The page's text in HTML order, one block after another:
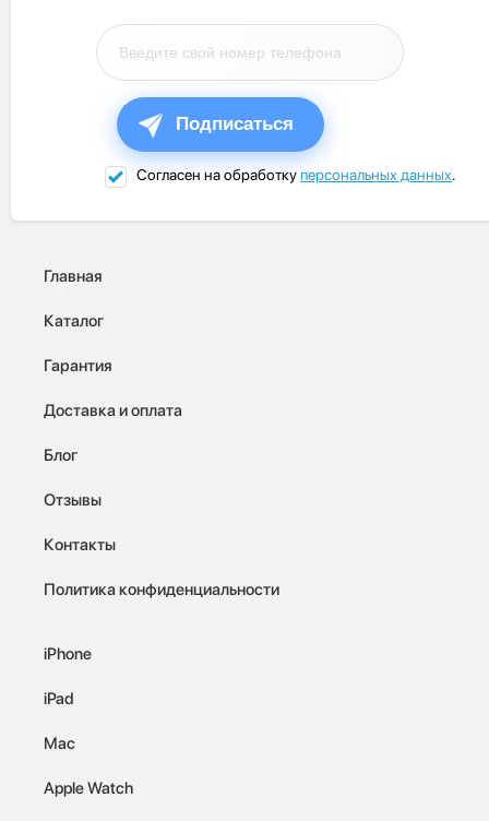
Подписаться
Согласен на обработкуперсональных данных.
Главная
Каталог
Гарантия
Доставка и оплата
Блог
Отзывы
Контакты
Политика конфиденциальности
iPhone
iPad
Mac
Apple Watch